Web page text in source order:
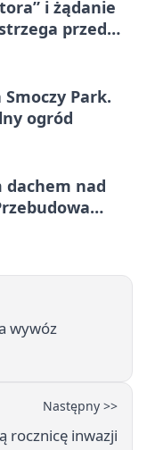
i żądanie
przed
Smoczy Park.
ogród
nad
wywóz
Następny >>
rocznicę inwazji